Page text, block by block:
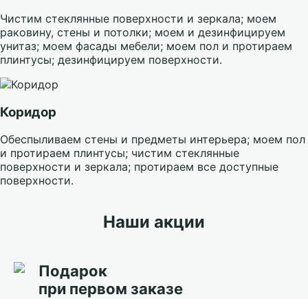
Чистим стеклянные поверхности и зеркала; моем
раковину, стены и потолки; моем и дезинфицируем
унитаз; моем фасады мебели; моем пол и протираем
плинтусы; дезинфицируем поверхности.
Коридор
Обеспыливаем стены и предметы интерьера; моем пол
и протираем плинтусы; чистим стеклянные
поверхности и зеркала; протираем все доступные
поверхности.
Наши акции
Подарок
при первом заказе